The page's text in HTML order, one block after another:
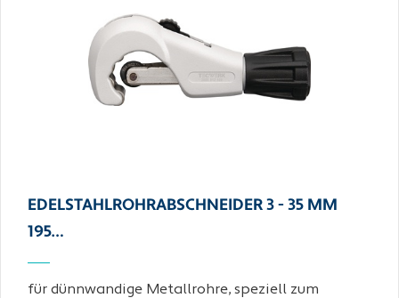
EDELSTAHLROHRABSCHNEIDER 3 - 35 MM
195…
für dünnwandige Metallrohre, speziell zum